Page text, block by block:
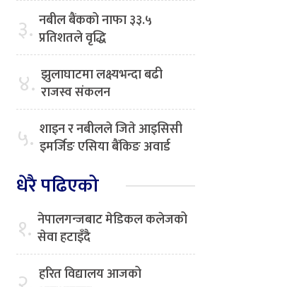
३. नबील बैंकको नाफा ३३.५
प्रतिशतले वृद्धि
४. झुलाघाटमा लक्ष्यभन्दा बढी
राजस्व संकलन
५. शाइन र नबीलले जिते आइसिसी
इमर्जिङ एसिया बैंकिङ अवार्ड
धेरै पढिएको
१. नेपालगन्जबाट मेडिकल कलेजको
सेवा हटाइँदै
हरित विद्यालय आजको